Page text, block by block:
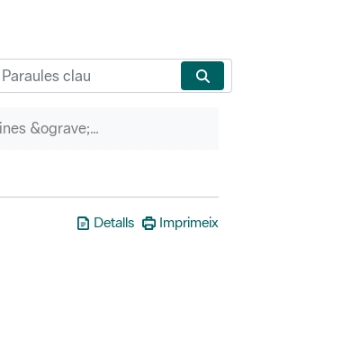
P&agrave;gines &ograve;rfenes
Detalls
Imprimeix